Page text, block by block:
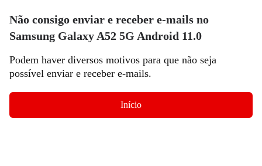
Não consigo enviar e receber e-mails no
Samsung Galaxy A52 5G Android 11.0
Podem haver diversos motivos para que não seja
possível enviar e receber e-mails.
Início